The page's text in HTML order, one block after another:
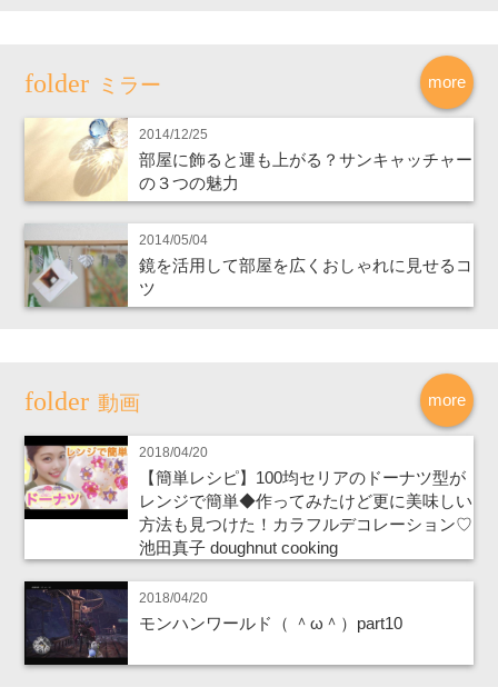
more
ミラー
2014/12/25
部屋に飾ると運も上がる？サンキャッチャー
の３つの魅力
2014/05/04
鏡を活用して部屋を広くおしゃれに見せるコ
ツ
more
動画
2018/04/20
【簡単レシピ】100均セリアのドーナツ型が
レンジで簡単◆作ってみたけど更に美味しい
方法も見つけた！カラフルデコレーション♡
池田真子 doughnut cooking
2018/04/20
モンハンワールド（ ＾ω＾）part10